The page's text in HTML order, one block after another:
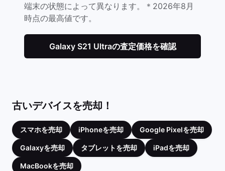
端末の状態によって異なります。＊2026年8月
時点の最高値です。
Galaxy S21 Ultraの査定価格を確認
古いデバイスを売却！
スマホを売却 iPhoneを売却 Google Pixelを売却
Galaxyを売却 タブレットを売却 iPadを売却
MacBookを売却